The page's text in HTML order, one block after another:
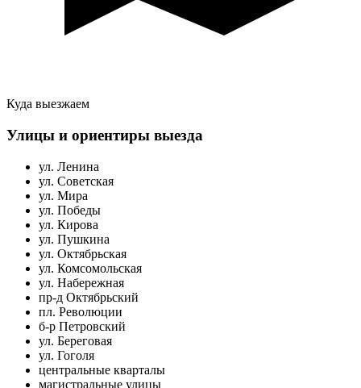
Куда выезжаем
Улицы и ориентиры выезда
ул. Ленина
ул. Советская
ул. Мира
ул. Победы
ул. Кирова
ул. Пушкина
ул. Октябрьская
ул. Комсомольская
ул. Набережная
пр-д Октябрьский
пл. Революции
б-р Петровский
ул. Береговая
ул. Гоголя
центральные кварталы
магистральные улицы